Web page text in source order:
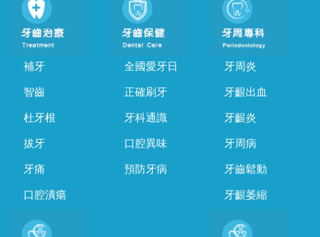
補牙
智齒
杜牙根
拔牙
牙痛
口腔潰瘍
全國愛牙日
正確刷牙
牙科通識
口腔異味
預防牙病
牙周炎
牙齦出血
牙齦炎
牙周病
牙齒鬆動
牙齦萎縮